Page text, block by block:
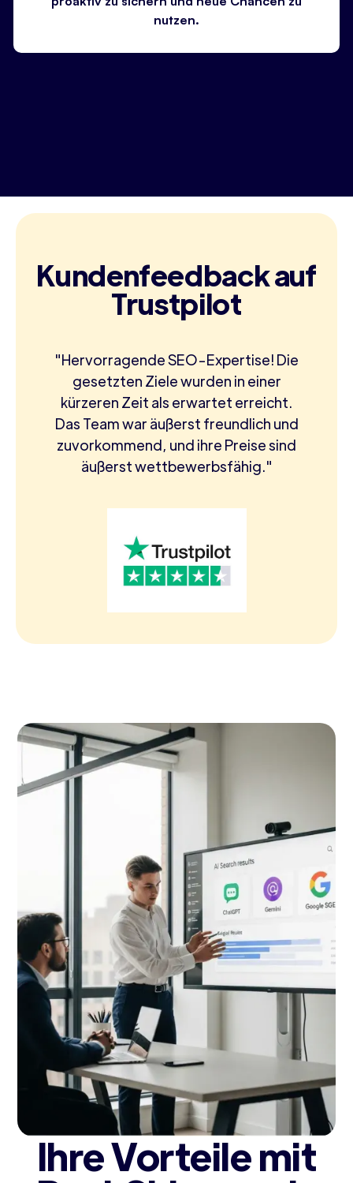
nutzen.
Kundenfeedback auf
Trustpilot
"Hervorragende SEO-Expertise! Die
gesetzten Ziele wurden in einer
kürzeren Zeit als erwartet erreicht.
Das Team war äußerst freundlich und
zuvorkommend, und ihre Preise sind
äußerst wettbewerbsfähig."
Ihre Vorteile mit